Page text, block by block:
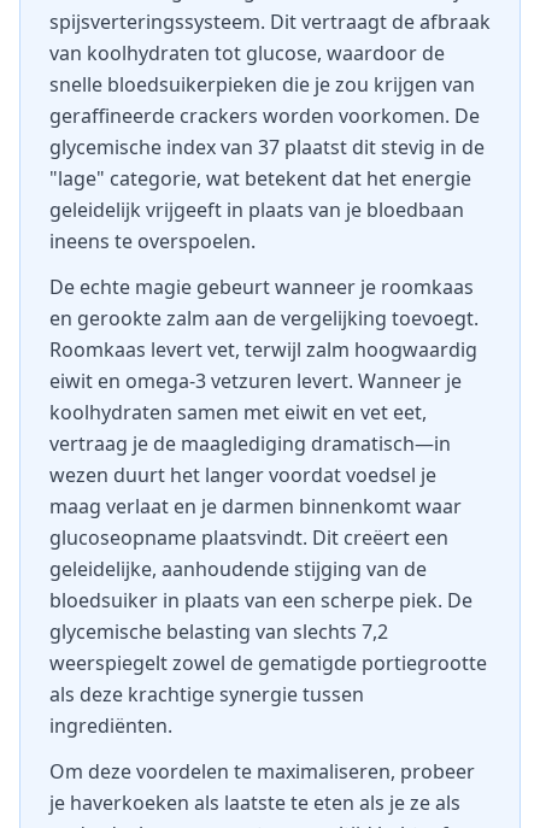
spijsverteringssysteem. Dit vertraagt de afbraak
van koolhydraten tot glucose, waardoor de
snelle bloedsuikerpieken die je zou krijgen van
geraffineerde crackers worden voorkomen. De
glycemische index van 37 plaatst dit stevig in de
"lage" categorie, wat betekent dat het energie
geleidelijk vrijgeeft in plaats van je bloedbaan
ineens te overspoelen.
De echte magie gebeurt wanneer je roomkaas
en gerookte zalm aan de vergelijking toevoegt.
Roomkaas levert vet, terwijl zalm hoogwaardig
eiwit en omega-3 vetzuren levert. Wanneer je
koolhydraten samen met eiwit en vet eet,
vertraag je de maaglediging dramatisch—in
wezen duurt het langer voordat voedsel je
maag verlaat en je darmen binnenkomt waar
glucoseopname plaatsvindt. Dit creëert een
geleidelijke, aanhoudende stijging van de
bloedsuiker in plaats van een scherpe piek. De
glycemische belasting van slechts 7,2
weerspiegelt zowel de gematigde portiegrootte
als deze krachtige synergie tussen
ingrediënten.
Om deze voordelen te maximaliseren, probeer
je haverkoeken als laatste te eten als je ze als